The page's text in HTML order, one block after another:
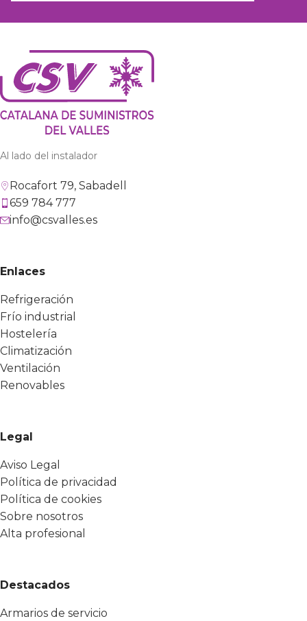
Al lado del instalador
Rocafort 79, Sabadell
659 784 777
info@csvalles.es
Enlaces
Refrigeración
Frío industrial
Hostelería
Climatización
Ventilación
Renovables
Legal
Aviso Legal
Política de privacidad
Política de cookies
Sobre nosotros
Alta profesional
Destacados
Armarios de servicio